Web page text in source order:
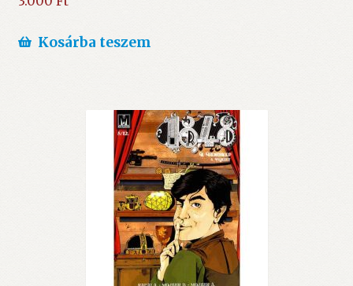
Kosárba teszem